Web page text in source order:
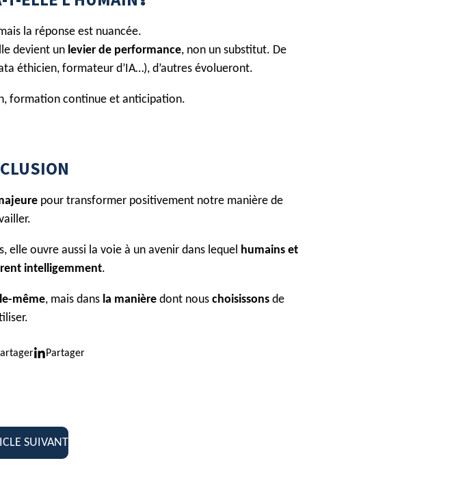
la réponse est nuancée.
devient un levier de performance, non un substitut. De
éthicien, formateur d’IA…), d’autres évolueront.
formation continue et anticipation.
pour transformer positivement notre manière de
elle ouvre aussi la voie à un avenir dans lequel humains et
intelligemment.
même, mais dans la manière dont nous choisissons de
Partager
SUIVANT